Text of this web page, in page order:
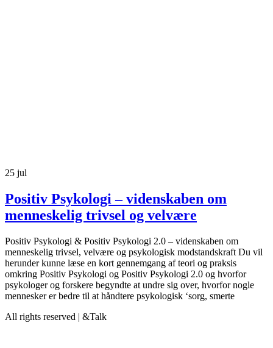
25 jul
Positiv Psykologi – videnskaben om
menneskelig trivsel og velvære
Positiv Psykologi & Positiv Psykologi 2.0 – videnskaben om
menneskelig trivsel, velvære og psykologisk modstandskraft Du vil
herunder kunne læse en kort gennemgang af teori og praksis
omkring Positiv Psykologi og Positiv Psykologi 2.0 og hvorfor
psykologer og forskere begyndte at undre sig over, hvorfor nogle
mennesker er bedre til at håndtere psykologisk ‘sorg, smerte
All rights reserved | &Talk